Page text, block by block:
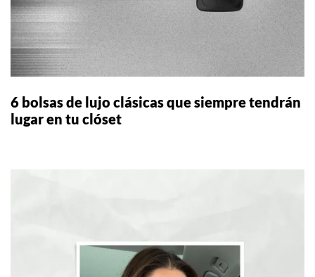
6 bolsas de lujo clásicas que siempre tendrán
lugar en tu clóset